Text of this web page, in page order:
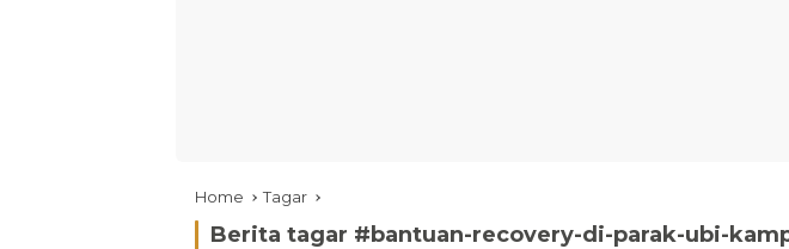
Home Tagar
Berita tagar #bantuan-recovery-di-parak-ubi-